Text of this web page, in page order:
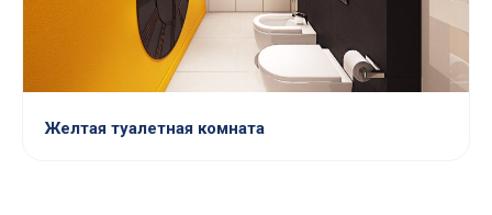
Желтая туалетная комната